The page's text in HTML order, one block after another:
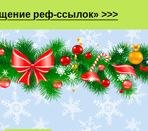
реф-ссылок» >>>